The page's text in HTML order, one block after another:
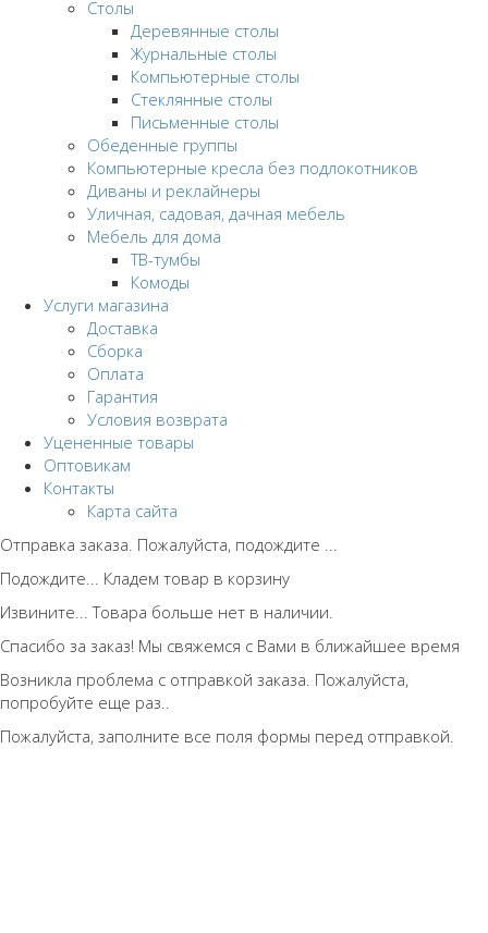
Столы
Деревянные столы
Журнальные столы
Компьютерные столы
Стеклянные столы
Письменные столы
Обеденные группы
Компьютерные кресла без подлокотников
Диваны и реклайнеры
Уличная, садовая, дачная мебель
Мебель для дома
ТВ-тумбы
Комоды
Услуги магазина
Доставка
Сборка
Оплата
Гарантия
Условия возврата
Уцененные товары
Оптовикам
Контакты
Карта сайта
Отправка заказа. Пожалуйста, подождите ...
Подождите... Кладем товар в корзину
Извините... Товара больше нет в наличии.
Спасибо за заказ! Мы свяжемся с Вами в ближайшее время
Возникла проблема с отправкой заказа. Пожалуйста,
попробуйте еще раз..
Пожалуйста, заполните все поля формы перед отправкой.